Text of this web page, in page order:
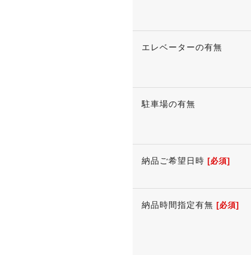
エレベーターの有無
駐車場の有無
納品ご希望日時 [必須]
納品時間指定有無 [必須]